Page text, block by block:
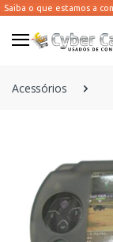
Acessórios